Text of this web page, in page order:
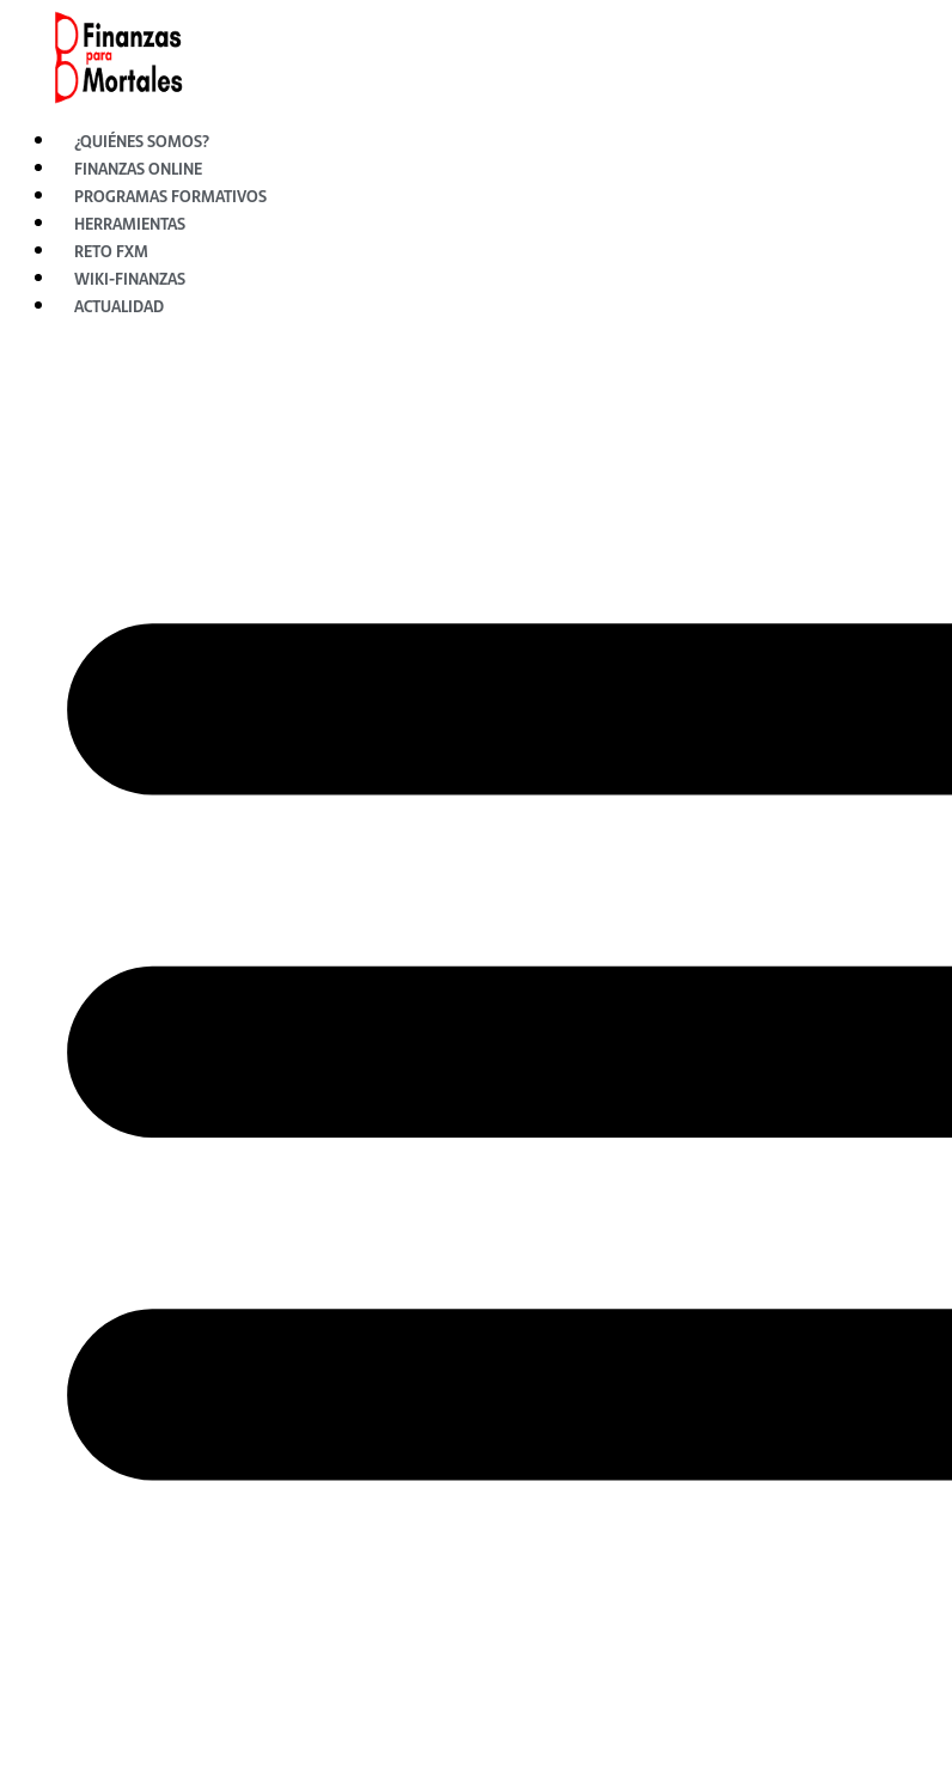
contenido
¿QUIÉNES SOMOS?
FINANZAS ONLINE
PROGRAMAS FORMATIVOS
HERRAMIENTAS
RETO FXM
WIKI-FINANZAS
ACTUALIDAD